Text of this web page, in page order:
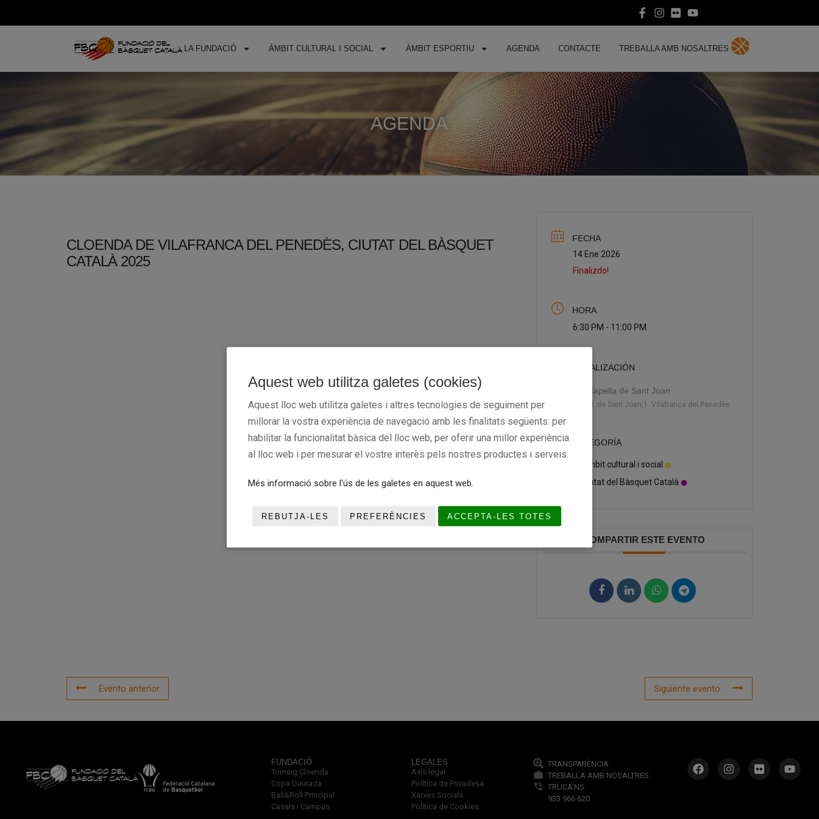
LA FUNDACIÓ ÀMBIT CULTURAL I SOCIAL ÀMBIT ESPORTIU AGENDA CONTACTE TREBALLA AMB NOSALTRES
AGENDA
CLOENDA DE VILAFRANCA DEL PENEDÈS, CIUTAT DEL BÀSQUET
CATALÀ 2025
FECHA
14 Ene 2026
Finalizdo!
HORA
6:30 PM - 11:00 PM
LOCALIZACIÓN
Capella de Sant Joan
Pl. de Sant Joan,1. Vilafranca del Penedès
CATEGORÍA
Àmbit cultural i social
Ciutat del Bàsquet Català
COMPARTIR ESTE EVENTO
Evento anterior Siguiente evento
FUNDACIÓ
Torneig Cloenda
Copa Daurada
Ball&Roll Principal
Casals i Campus
LEGALES
Avís legal
Política de Privadesa
Xarxes Socials
Política de Cookies
TRANSPARÈNCIA
TREBALLA AMB NOSALTRES
TRUCA’NS:
933 966 620
Aquest web utilitza galetes (cookies)
Aquest lloc web utilitza galetes i altres tecnologies de seguiment per
millorar la vostra experiència de navegació amb les finalitats següents: per
habilitar la funcionalitat bàsica del lloc web, per oferir una millor experiència
al lloc web i per mesurar el vostre interès pels nostres productes i serveis.
Més informació sobre l'ús de les galetes en aquest web.
REBUTJA-LES PREFERÈNCIES ACCEPTA-LES TOTES